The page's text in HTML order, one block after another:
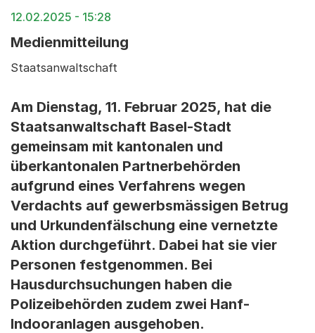
12.02.2025 - 15:28
Medienmitteilung
Staatsanwaltschaft
Am Dienstag, 11. Februar 2025, hat die
Staatsanwaltschaft Basel-Stadt
gemeinsam mit kantonalen und
überkantonalen Partnerbehörden
aufgrund eines Verfahrens wegen
Verdachts auf gewerbsmässigen Betrug
und Urkundenfälschung eine vernetzte
Aktion durchgeführt. Dabei hat sie vier
Personen festgenommen. Bei
Hausdurchsuchungen haben die
Polizeibehörden zudem zwei Hanf-
Indooranlagen ausgehoben.